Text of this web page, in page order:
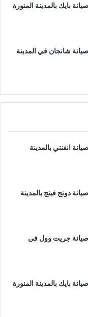
بايك بالمدينة المنورة
شانجان في المدينة
انفنتي بالمدينة
دونج فينج بالمدينة
جريت وول في
بايك بالمدينة المنورة